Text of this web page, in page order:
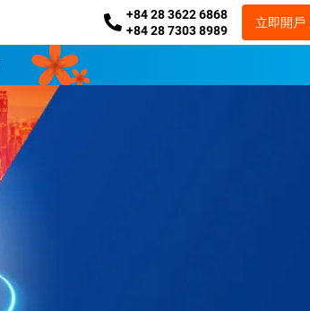
+84 28 3622 6868
+84 28 7303 8989
立即開戶